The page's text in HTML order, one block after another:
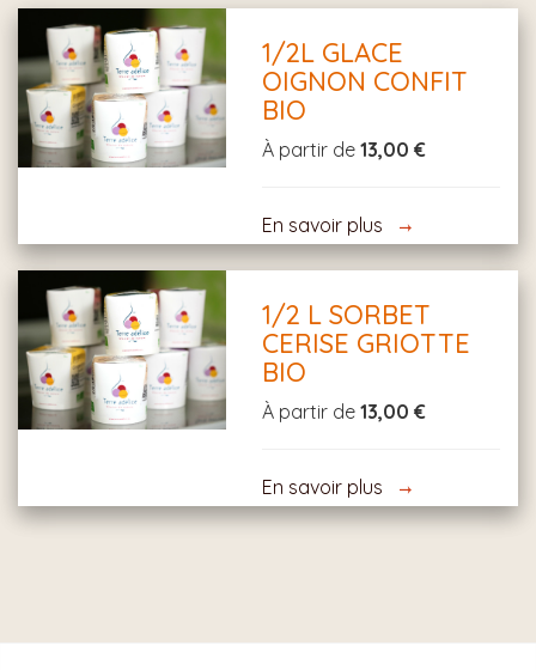
1/2L GLACE
OIGNON CONFIT
BIO
À partir de13,00 €
En savoir plus
1/2 L SORBET
CERISE GRIOTTE
BIO
À partir de13,00 €
En savoir plus